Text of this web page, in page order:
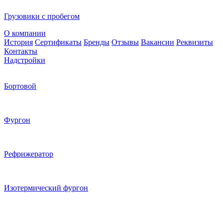
Грузовики с пробегом
О компании
История Сертификаты Бренды Отзывы Вакансии Реквизиты
Контакты
Надстройки
Бортовой
Фургон
Рефрижератор
Изотермический фургон